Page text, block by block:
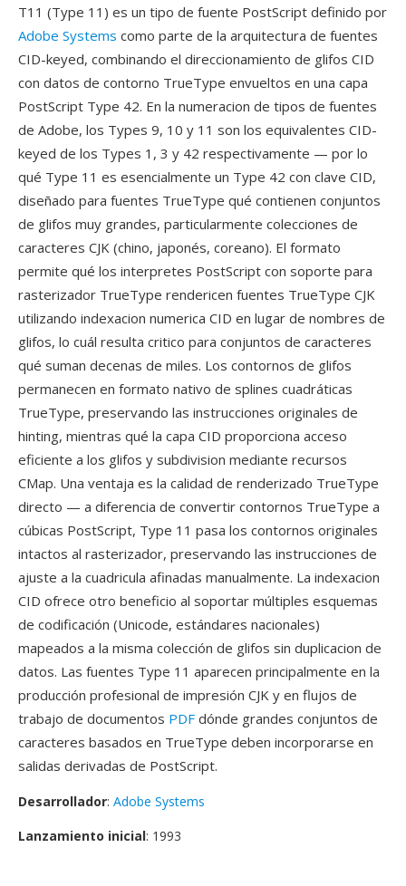
T11 (Type 11) es un tipo de fuente PostScript definido por
Adobe Systems como parte de la arquitectura de fuentes
CID-keyed, combinando el direccionamiento de glifos CID
con datos de contorno TrueType envueltos en una capa
PostScript Type 42. En la numeracion de tipos de fuentes
de Adobe, los Types 9, 10 y 11 son los equivalentes CID-
keyed de los Types 1, 3 y 42 respectivamente — por lo
qué Type 11 es esencialmente un Type 42 con clave CID,
diseñado para fuentes TrueType qué contienen conjuntos
de glifos muy grandes, particularmente colecciones de
caracteres CJK (chino, japonés, coreano). El formato
permite qué los interpretes PostScript con soporte para
rasterizador TrueType rendericen fuentes TrueType CJK
utilizando indexacion numerica CID en lugar de nombres de
glifos, lo cuál resulta critico para conjuntos de caracteres
qué suman decenas de miles. Los contornos de glifos
permanecen en formato nativo de splines cuadráticas
TrueType, preservando las instrucciones originales de
hinting, mientras qué la capa CID proporciona acceso
eficiente a los glifos y subdivision mediante recursos
CMap. Una ventaja es la calidad de renderizado TrueType
directo — a diferencia de convertir contornos TrueType a
cúbicas PostScript, Type 11 pasa los contornos originales
intactos al rasterizador, preservando las instrucciones de
ajuste a la cuadricula afinadas manualmente. La indexacion
CID ofrece otro beneficio al soportar múltiples esquemas
de codificación (Unicode, estándares nacionales)
mapeados a la misma colección de glifos sin duplicacion de
datos. Las fuentes Type 11 aparecen principalmente en la
producción profesional de impresión CJK y en flujos de
trabajo de documentos PDF dónde grandes conjuntos de
caracteres basados en TrueType deben incorporarse en
salidas derivadas de PostScript.
Desarrollador: Adobe Systems
Lanzamiento inicial: 1993